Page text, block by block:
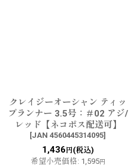
クレイジーオーシャン ティッ
プランナー 3.5号：＃02 アジ/
レッド【ネコポス配送可】
[JAN 4560445314095]
1,436 円(税込)
希望小売価格: 1,595円